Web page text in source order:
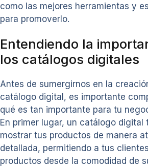
como las mejores herramientas y
para promoverlo.
Entendiendo la
los catálogos digitales
Antes de sumergirnos en la
catálogo digital, es importante
qué es tan importante para tu
En primer lugar, un catálogo digital
mostrar tus productos de manera
detallada, permitiendo a tus
productos desde la comodidad de